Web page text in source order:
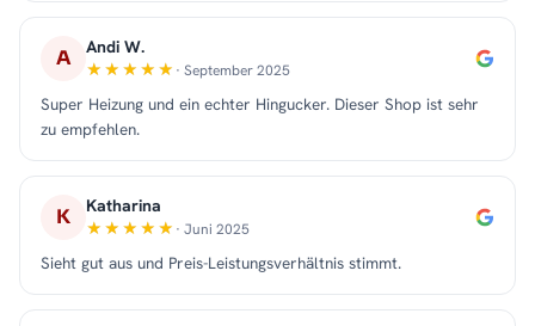
A Andi W.
· September 2025
Super Heizung und ein echter Hingucker. Dieser Shop ist sehr
zu empfehlen.
K Katharina
· Juni 2025
Sieht gut aus und Preis-Leistungsverhältnis stimmt.